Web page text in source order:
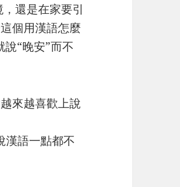
還是在家要引
個用漢語怎麼
“晚安”而不
來越喜歡上說
漢語一點都不